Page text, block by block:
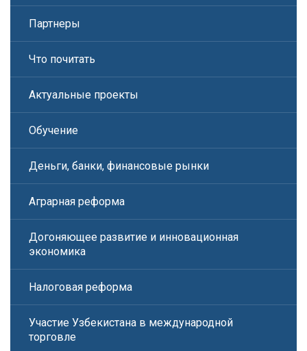
Партнеры
Что почитать
Актуальные проекты
Обучение
Деньги, банки, финансовые рынки
Аграрная реформа
Догоняющее развитие и инновационная
экономика
Налоговая реформа
Участие Узбекистана в международной
торговле